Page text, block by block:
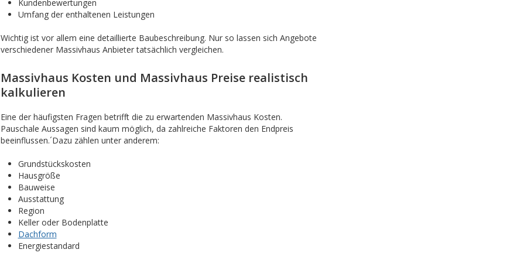
Kundenbewertungen
Umfang der enthaltenen Leistungen
Wichtig ist vor allem eine detaillierte Baubeschreibung. Nur so lassen sich Angebote
verschiedener Massivhaus Anbieter tatsächlich vergleichen.
Massivhaus Kosten und Massivhaus Preise realistisch
kalkulieren
Eine der häufigsten Fragen betrifft die zu erwartenden Massivhaus Kosten.
Pauschale Aussagen sind kaum möglich, da zahlreiche Faktoren den Endpreis
beeinflussen.´Dazu zählen unter anderem:
Grundstückskosten
Hausgröße
Bauweise
Ausstattung
Region
Keller oder Bodenplatte
Dachform
Energiestandard